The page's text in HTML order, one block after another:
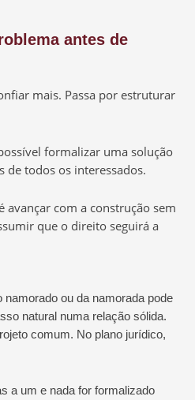
antes de
mais. Passa por estruturar
formalizar uma solução
de todos os interessados.
avançar com a construção sem
que o direito seguirá a
ou da namorada pode
natural numa relação sólida.
comum. No plano jurídico,
a um e nada for formalizado